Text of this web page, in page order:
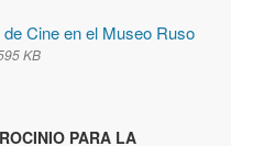
Cine en el Museo Ruso
KB
PARA LA